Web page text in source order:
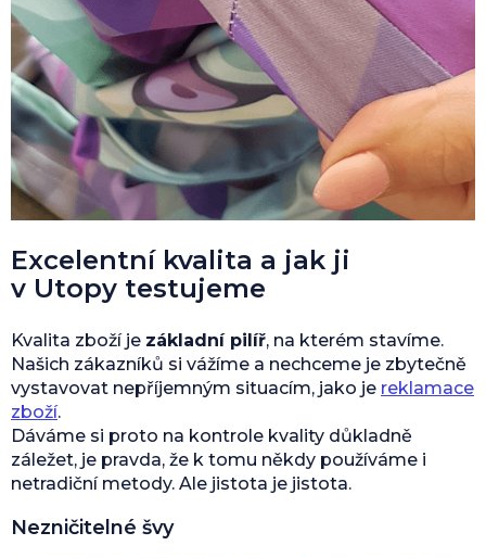
Excelentní kvalita a jak ji
v Utopy testujeme
Kvalita zboží je základní pilíř, na kterém stavíme.
Našich zákazníků si vážíme a nechceme je zbytečně
vystavovat nepříjemným situacím, jako je reklamace
zboží.
Dáváme si proto na kontrole kvality důkladně
záležet, je pravda, že k tomu někdy používáme i
netradiční metody. Ale jistota je jistota.
Nezničitelné švy